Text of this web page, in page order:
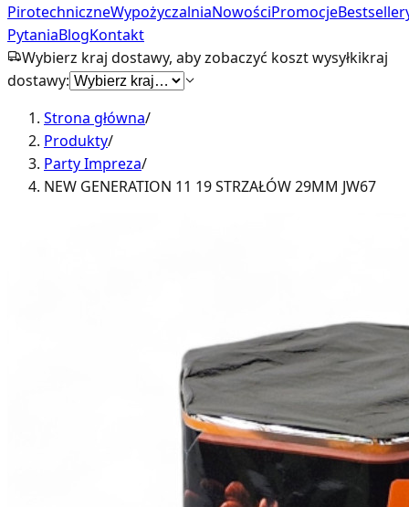
PirotechniczneWypożyczalniaNowościPromocje
PytaniaBlogKontakt
Wybierz kraj dostawy, aby zobaczyć koszt wysyłkikraj
dostawy:
Strona główna/
Produkty/
Party Impreza/
NEW GENERATION 11 19 STRZAŁÓW 29MM JW67